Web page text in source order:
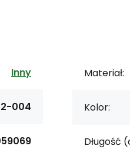
Inny
2-004
Materiał:
Kolor:
Długość